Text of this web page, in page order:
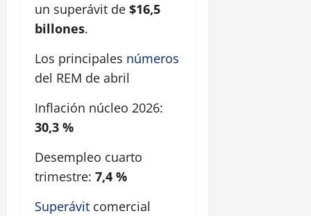
un superávit de $16,5
billones.
Los principales números
del REM de abril
Inflación núcleo 2026:
30,3 %
Desempleo cuarto
trimestre: 7,4 %
Superávit comercial